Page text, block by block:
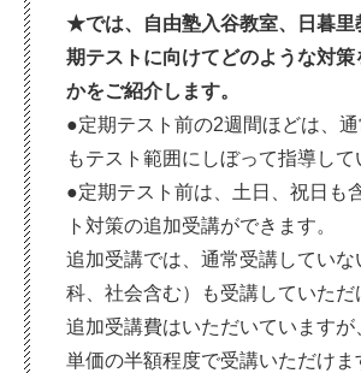
★では、自由塾入谷教室、日暮里
期テストに向けてどのような対策
かをご紹介します。
●定期テスト前の2週間ほどは、
もテスト範囲にしぼって指導して
●定期テスト前は、土日、祝日も
ト対策の追加受講ができます。
追加受講では、通常受講していな
科、社会含む）も受講していただ
追加受講費はいただいていますが
単価の半額程度で受講いただけま